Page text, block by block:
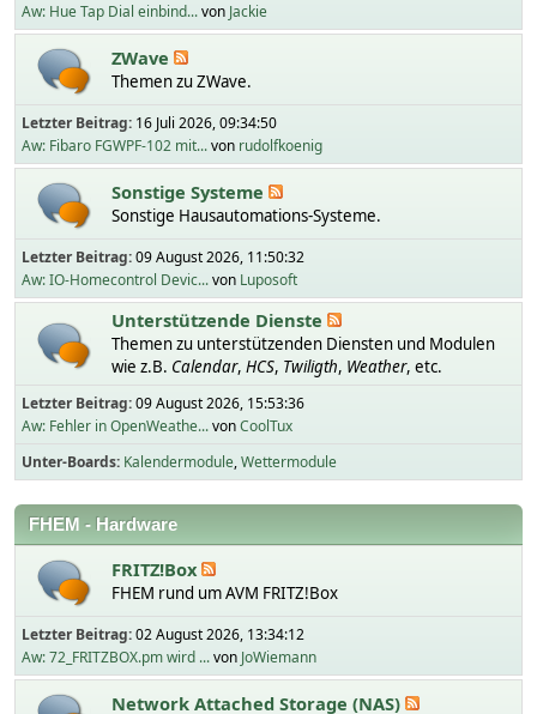
Aw: Hue Tap Dial einbind...von Jackie
ZWave
Themen zu ZWave.
Letzter Beitrag: 16 Juli 2026, 09:34:50
Aw: Fibaro FGWPF-102 mit...von rudolfkoenig
Sonstige Systeme
Sonstige Hausautomations-Systeme.
Letzter Beitrag:09 August 2026, 11:50:32
Aw: IO-Homecontrol Devic...von Luposoft
Unterstützende Dienste
Themen zu unterstützenden Diensten und Modulen
wie z.B. Calendar, HCS, Twiligth, Weather, etc.
Letzter Beitrag:09 August 2026, 15:53:36
Aw: Fehler in OpenWeathe...vonCoolTux
Unter-Boards Kalendermodule Wettermodule
FHEM - Hardware
FRITZ!Box
FHEM rund um AVM FRITZ!Box
Letzter Beitrag:02 August 2026, 13:34:12
Aw: 72_FRITZBOX.pm wird ...von JoWiemann
Network Attached Storage (NAS)